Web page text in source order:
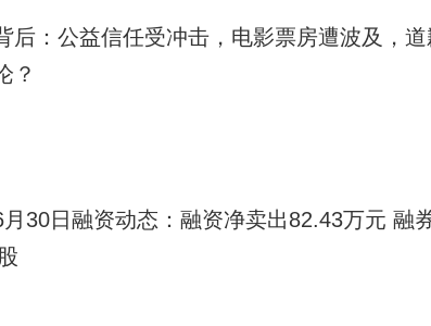
后：公益信任受冲击，电影票房遭波及，
？
30日融资动态：融资净卖出82.43万元 融